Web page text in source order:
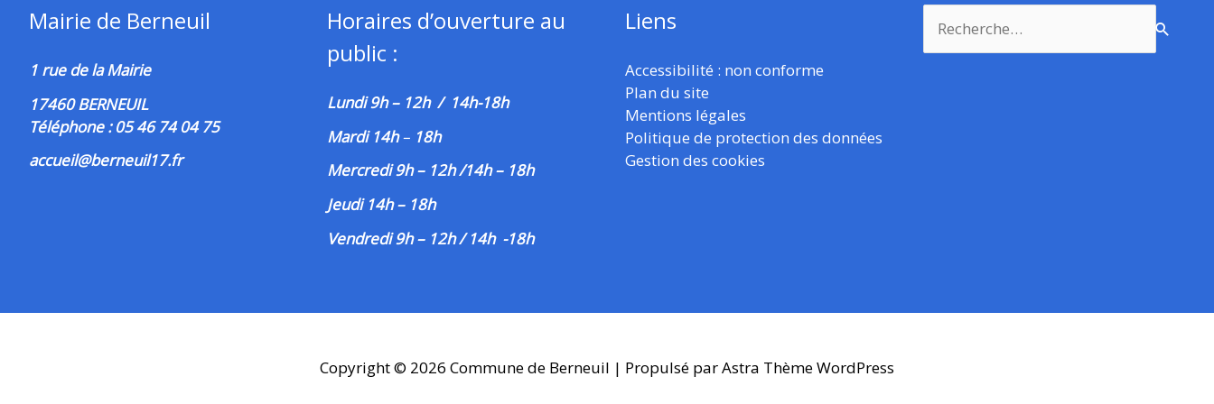
Mairie de Berneuil
1 rue de la Mairie
17460 BERNEUIL
Téléphone : 05 46 74 04 75
accueil@berneuil17.fr
Horaires d’ouverture au
public :
Lundi 9h – 12h / 14h-18h
Mardi 14h– 18h
Mercredi 9h – 12h /14h – 18h
Jeudi 14h – 18h
Vendredi 9h – 12h / 14h -18h
Liens
Accessibilité : non conforme
Plan du site
Mentions légales
Politique de protection des données
Gestion des cookies
Copyright © 2026 Commune de Berneuil | Propulsé parAstra Thème WordPress